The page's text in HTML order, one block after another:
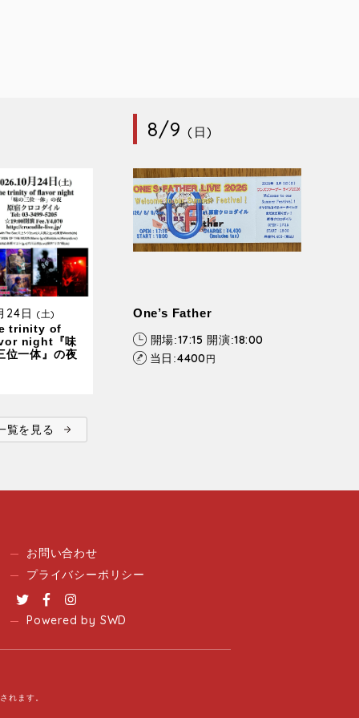
24日 (土)
trinity of
night『味
位一体』の夜
覧を見る
8/9(日)
One’s Father
開場:17:15 開演:18:00
当日:4400 円
お問い合わせ
プライバシーポリシー
TwitterFacebook
Powered by SWD
れます。